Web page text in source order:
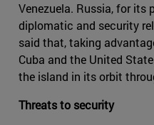
Venezuela. Russia, for its
diplomatic and security
said that, taking
Cuba and the United
the island in its orbit
Threats to security